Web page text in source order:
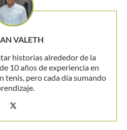
VALETH
historias alrededor de la
10 años de experiencia en
tenis, pero cada día sumando